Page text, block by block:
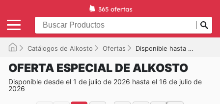
Catálogos de Alkosto Ofertas Disponible hasta el 16/07/2026
OFERTA ESPECIAL DE ALKOSTO
Disponible desde el 1 de julio de 2026 hasta el 16 de julio de
2026